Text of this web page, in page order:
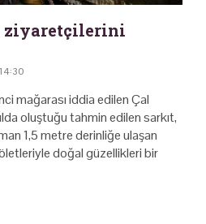
ziyaretçilerini
mağarası iddia edilen Çal
oluştuğu tahmin edilen sarkıt,
1,5 metre derinliğe ulaşan
doğal güzellikleri bir